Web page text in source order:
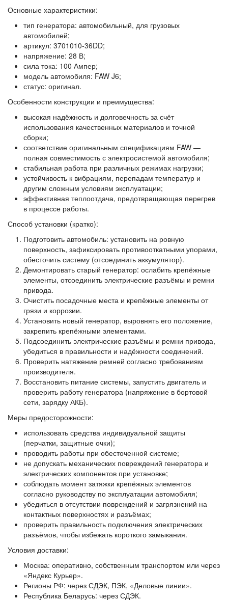
Основные характеристики:
тип генератора: автомобильный, для грузовых
автомобилей;
артикул: 3701010-36DD;
напряжение: 28 В;
сила тока: 100 Ампер;
модель автомобиля: FAW J6;
статус: оригинал.
Особенности конструкции и преимущества:
высокая надёжность и долговечность за счёт
использования качественных материалов и точной
сборки;
соответствие оригинальным спецификациям FAW —
полная совместимость с электросистемой автомобиля;
стабильная работа при различных режимах нагрузки;
устойчивость к вибрациям, перепадам температур и
другим сложным условиям эксплуатации;
эффективная теплоотдача, предотвращающая перегрев
в процессе работы.
Способ установки (кратко):
Подготовить автомобиль: установить на ровную
поверхность, зафиксировать противооткатными упорами,
обесточить систему (отсоединить аккумулятор).
Демонтировать старый генератор: ослабить крепёжные
элементы, отсоединить электрические разъёмы и ремни
привода.
Очистить посадочные места и крепёжные элементы от
грязи и коррозии.
Установить новый генератор, выровнять его положение,
закрепить крепёжными элементами.
Подсоединить электрические разъёмы и ремни привода,
убедиться в правильности и надёжности соединений.
Проверить натяжение ремней согласно требованиям
производителя.
Восстановить питание системы, запустить двигатель и
проверить работу генератора (напряжение в бортовой
сети, зарядку АКБ).
Меры предосторожности:
использовать средства индивидуальной защиты
(перчатки, защитные очки);
проводить работы при обесточенной системе;
не допускать механических повреждений генератора и
электрических компонентов при установке;
соблюдать момент затяжки крепёжных элементов
согласно руководству по эксплуатации автомобиля;
убедиться в отсутствии повреждений и загрязнений на
контактных поверхностях и разъёмах;
проверить правильность подключения электрических
разъёмов, чтобы избежать короткого замыкания.
Условия доставки:
Москва: оперативно, собственным транспортом или через
«Яндекс Курьер».
Регионы РФ: через СДЭК, ПЭК, «Деловые линии».
Республика Беларусь: через СДЭК.